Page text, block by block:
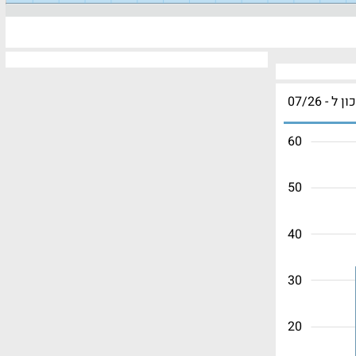
ל - 07/26
20
30
40
50
60